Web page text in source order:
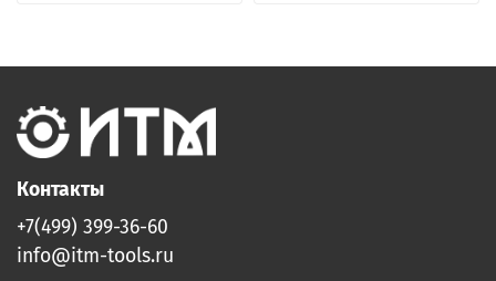
Контакты
+7(499) 399-36-60
info@itm-tools.ru